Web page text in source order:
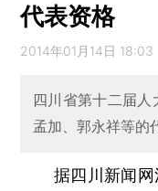
代表资格
2014年01月14日 18:03
四川省第十二届
孟加、郭永祥等的
据四川新闻网